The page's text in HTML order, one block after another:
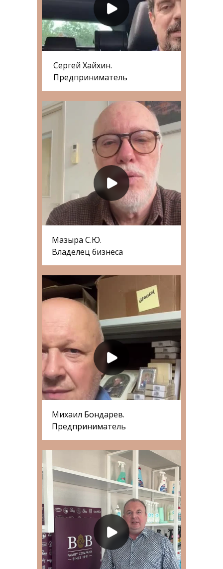
Сергей Хайхин.
Предприниматель
Мазыра С.Ю.
Владелец бизнеса
Михаил Бондарев.
Предприниматель